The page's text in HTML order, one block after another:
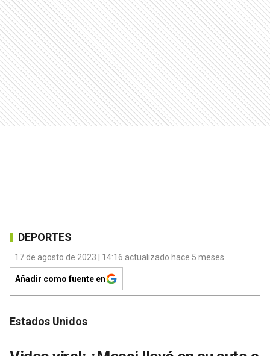
DEPORTES
17 de agosto de 2023 | 14:16 actualizado hace 5 meses
Añadir como fuente en
Estados Unidos